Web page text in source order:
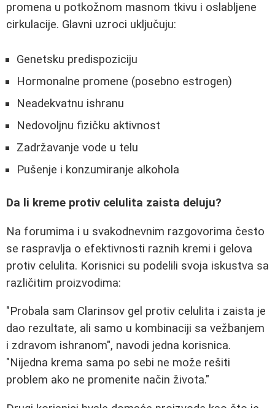
promena u potkožnom masnom tkivu i oslabljene
cirkulacije. Glavni uzroci uključuju:
Genetsku predispoziciju
Hormonalne promene (posebno estrogen)
Neadekvatnu ishranu
Nedovoljnu fizičku aktivnost
Zadržavanje vode u telu
Pušenje i konzumiranje alkohola
Da li kreme protiv celulita zaista deluju?
Na forumima i u svakodnevnim razgovorima često
se raspravlja o efektivnosti raznih kremi i gelova
protiv celulita. Korisnici su podelili svoja iskustva sa
različitim proizvodima:
"Probala sam Clarinsov gel protiv celulita i zaista je
dao rezultate, ali samo u kombinaciji sa vežbanjem
i zdravom ishranom", navodi jedna korisnica.
"Nijedna krema sama po sebi ne može rešiti
problem ako ne promenite način života."